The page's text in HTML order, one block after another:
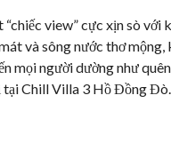
view” cực xịn sò với
và sông nước thơ
mọi người dường như
tại Chill Villa 3 Hồ Đồng Đò.